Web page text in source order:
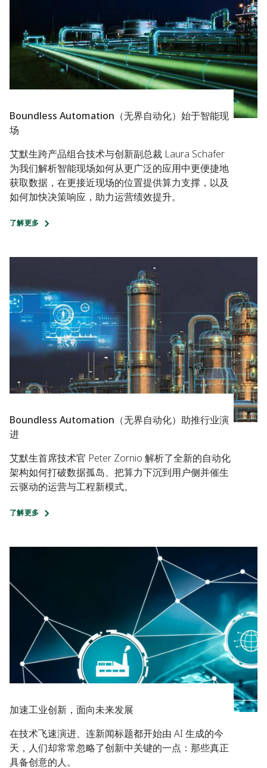
Boundless Automation（无界自动化）始于智能现
场
艾默生跨产品组合技术与创新副总裁 Laura Schafer
为我们解析智能现场如何从更广泛的应用中更便捷地
获取数据，在更接近现场的位置提供算力支撑，以及
如何加快决策响应，助力运营绩效提升。
了解更多
Boundless Automation（无界自动化）助推行业演
进
艾默生首席技术官 Peter Zornio 解析了全新的自动化
架构如何打破数据孤岛、把算力下沉到用户侧并催生
云驱动的运营与工程新模式。
了解更多
加速工业创新，面向未来发展
在技术飞速演进、连新闻标题都开始由 AI 生成的今
天，人们却常常忽略了创新中关键的一点：那些真正
具备创意的人。